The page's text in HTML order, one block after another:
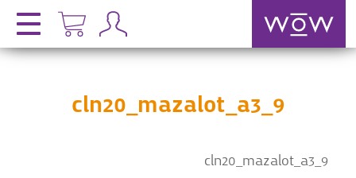
cln20_mazalot_a3_9
cln20_mazalot_a3_9